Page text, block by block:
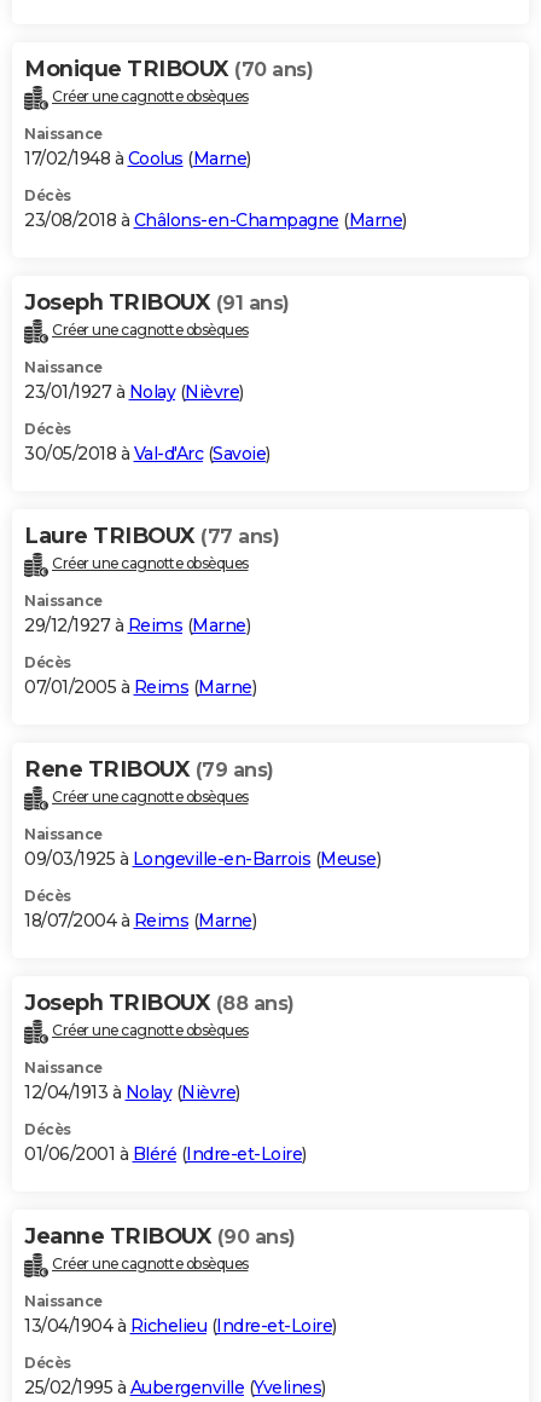
Monique TRIBOUX (70 ans)
Créer une cagnotte obsèques
Naissance
17/02/1948 à Coolus (Marne)
Décès
23/08/2018 à Châlons-en-Champagne (Marne)
Joseph TRIBOUX (91 ans)
Créer une cagnotte obsèques
Naissance
23/01/1927 à Nolay(Nièvre)
Décès
30/05/2018 à Val-d'Arc(Savoie)
Laure TRIBOUX (77 ans)
Créer une cagnotte obsèques
Naissance
29/12/1927 à Reims (Marne)
Décès
07/01/2005 à Reims (Marne)
Rene TRIBOUX (79 ans)
Créer une cagnotte obsèques
Naissance
09/03/1925 à Longeville-en-Barrois (Meuse)
Décès
18/07/2004 à Reims (Marne)
Joseph TRIBOUX (88 ans)
Créer une cagnotte obsèques
Naissance
12/04/1913 à Nolay(Nièvre)
Décès
01/06/2001 à Bléré (Indre-et-Loire)
Jeanne TRIBOUX (90 ans)
Créer une cagnotte obsèques
Naissance
13/04/1904 à Richelieu (Indre-et-Loire)
Décès
25/02/1995 à Aubergenville (Yvelines)